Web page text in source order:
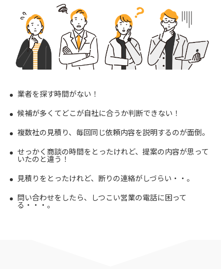
業者を探す時間がない！
候補が多くてどこが自社に合うか判断できない！
複数社の見積り、毎回同じ依頼内容を説明するのが面倒。
せっかく商談の時間をとったけれど、提案の内容が思って
いたのと違う！
見積りをとったけれど、断りの連絡がしづらい・・。
問い合わせをしたら、しつこい営業の電話に困って
る・・・。